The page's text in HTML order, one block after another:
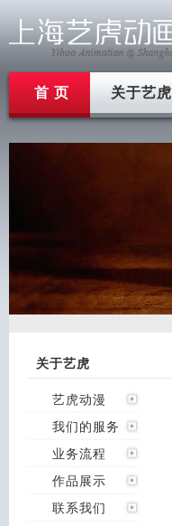
首 页 关于艺虎
关于艺虎
艺虎动漫
我们的服务
业务流程
作品展示
联系我们